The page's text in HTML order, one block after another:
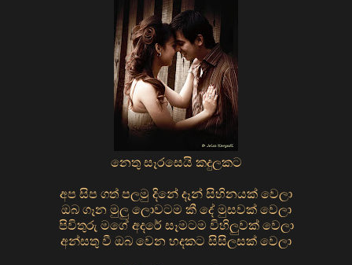
නෙතු සෑරසෙයි කදුලකට
අප සිප ගත් පලමු දිනේ දෑන් සිහිනයක් වෙලා
ඔබ ගෑන මුලු ලොවටම කී දේ මුසවක් වෙලා
පිවිතුරු මගේ අදරේ සෑමටම විහිලුවක් වෙලා
අන්සතු වී ඔබ වෙන හදකට සිසිලසක් වෙලා